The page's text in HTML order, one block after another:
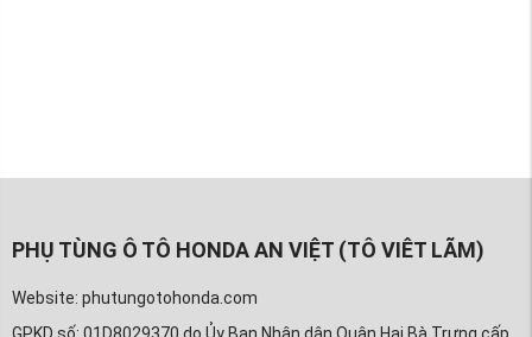
PHỤ TÙNG Ô TÔ HONDA AN VIỆT (TÔ VIÊT LÃM)
Website: phutungotohonda.com